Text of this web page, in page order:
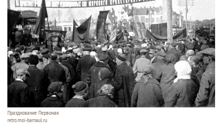
Празднование Первомая
retro.moi-barnaul.ru